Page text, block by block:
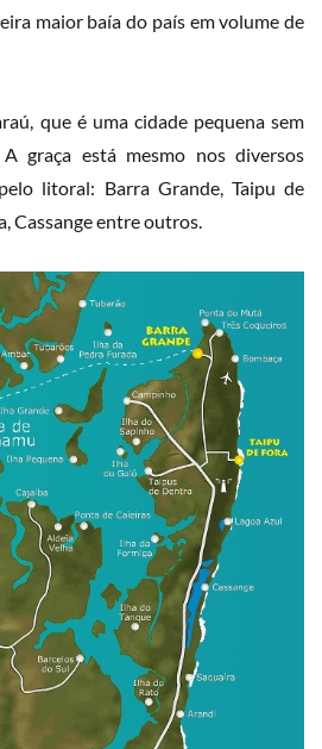
maior baía do país em volume de
que é uma cidade pequena sem
graça está mesmo nos diversos
litoral: Barra Grande, Taipu de
Cassange entre outros.